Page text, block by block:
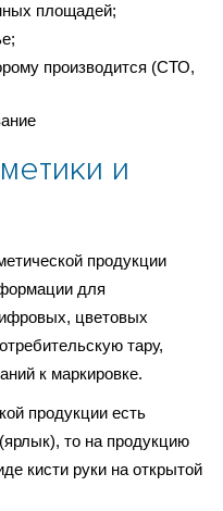
площадей;
производится (СТО,
и
продукции
для
цветовых
тару,
к маркировке.
продукции есть
то на продукцию
кисти руки на открытой